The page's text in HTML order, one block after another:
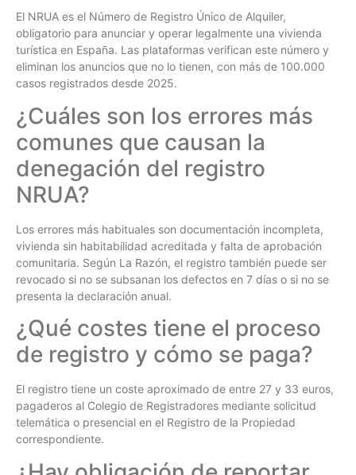
El NRUA es el Número de Registro Único de Alquiler,
obligatorio para anunciar y operar legalmente una vivienda
turística en España. Las plataformas verifican este número y
eliminan los anuncios que no lo tienen, con más de 100.000
casos registrados desde 2025.
¿Cuáles son los errores más
comunes que causan la
denegación del registro
NRUA?
Los errores más habituales son documentación incompleta,
vivienda sin habitabilidad acreditada y falta de aprobación
comunitaria. Según La Razón, el registro también puede ser
revocado si no se subsanan los defectos en 7 días o si no se
presenta la declaración anual.
¿Qué costes tiene el proceso
de registro y cómo se paga?
El registro tiene un coste aproximado de entre 27 y 33 euros,
pagaderos al Colegio de Registradores mediante solicitud
telemática o presencial en el Registro de la Propiedad
correspondiente.